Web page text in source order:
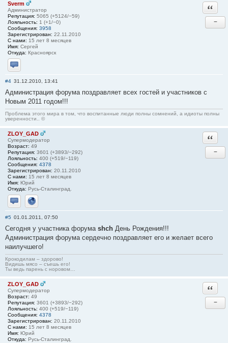
Sverm
Администратор
Репутация: 5065 (+5124/−59)
Лояльность: 1 (+1/−0)
Сообщения: 3958
Зарегистрирован: 22.11.2010
С нами: 15 лет 8 месяцев
Имя: Сергей
Откуда: Красноярск
Отправить личное сообщение
−
#4 31.12.2010, 13:41
Администрация форума поздравляет всех гостей и участников с
Новым 2011 годом!!!
Проблема этого мира в том, что воспитанные люди полны сомнений, а идиоты полны
уверенности.. ©
ZLOY_GAD
Супермодератор
Возраст: 49
Репутация: 3601 (+3893/−292)
Лояльность: 400 (+519/−119)
Сообщения: 4378
Зарегистрирован: 20.11.2010
С нами: 15 лет 8 месяцев
Имя: Юрий
Откуда: Русь-Сталинград.
Отправить личное сообщение
Сайт
−
#5 01.01.2011, 07:50
Сегодня у участника форума shch День Рождения!!!
Администрация форума сердечно поздравляет его и желает всего
наилучшего!
Крокодилам – здорово!
Видишь мясо – съешь его!
Ты ведь парень с норовом…
ZLOY_GAD
Супермодератор
Возраст: 49
Репутация: 3601 (+3893/−292)
Лояльность: 400 (+519/−119)
Сообщения: 4378
Зарегистрирован: 20.11.2010
С нами: 15 лет 8 месяцев
Имя: Юрий
Откуда: Русь-Сталинград.
−